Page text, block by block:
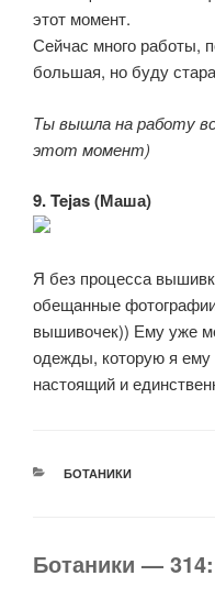
этот момент.
Сейчас много работы,
большая, но буду
Ты вышла на работу
этот момент)
9. Tejas (Маша)
Я без процесса
обещанные
вышивочек)) Ему уже
одежды, которую я
настоящий и
РУБРИКИ
БОТАНИКИ
Ботаники —